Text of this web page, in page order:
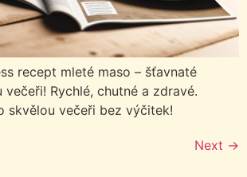
recept mleté maso – šťavnaté
večeři! Rychlé, chutné a zdravé.
skvělou večeři bez výčitek!
Next →